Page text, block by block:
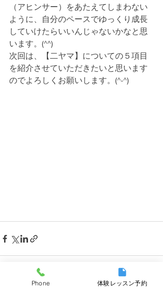
（アヒンサー）をあたえてしまわない
ように、自分のペースでゆっくり成長
していけたらいいんじゃないかなと思
います。(^^)
次回は、【二ヤマ】についての５項目
を紹介させていただきたいと思います
のでよろしくお願いします。(^-^)
Phone 体験レッスン予約